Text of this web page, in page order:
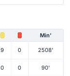
Min'
9 0 2508'
0 0 90'